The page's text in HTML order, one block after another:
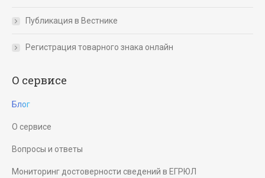
Публикация в Вестнике
Регистрация товарного знака онлайн
О сервисе
Блог
О сервисе
Вопросы и ответы
Мониторинг достоверности сведений в ЕГРЮЛ